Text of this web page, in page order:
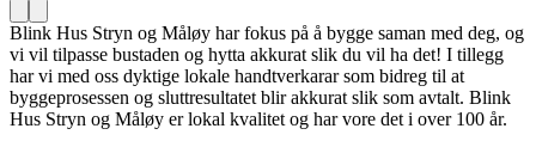
Blink Hus Stryn og Måløy har fokus på å bygge saman med deg, og
vi vil tilpasse bustaden og hytta akkurat slik du vil ha det! I tillegg
har vi med oss dyktige lokale handtverkarar som bidreg til at
byggeprosessen og sluttresultatet blir akkurat slik som avtalt. Blink
Hus Stryn og Måløy er lokal kvalitet og har vore det i over 100 år.